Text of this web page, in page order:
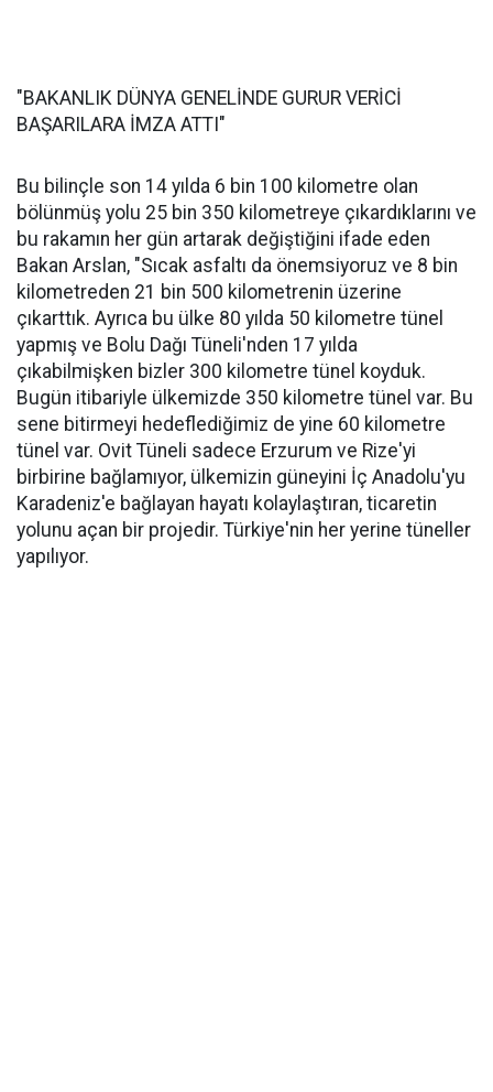
"BAKANLIK DÜNYA GENELİNDE GURUR VERİCİ
BAŞARILARA İMZA ATTI"
Bu bilinçle son 14 yılda 6 bin 100 kilometre olan
bölünmüş yolu 25 bin 350 kilometreye çıkardıklarını ve
bu rakamın her gün artarak değiştiğini ifade eden
Bakan Arslan, "Sıcak asfaltı da önemsiyoruz ve 8 bin
kilometreden 21 bin 500 kilometrenin üzerine
çıkarttık. Ayrıca bu ülke 80 yılda 50 kilometre tünel
yapmış ve Bolu Dağı Tüneli'nden 17 yılda
çıkabilmişken bizler 300 kilometre tünel koyduk.
Bugün itibariyle ülkemizde 350 kilometre tünel var. Bu
sene bitirmeyi hedeflediğimiz de yine 60 kilometre
tünel var. Ovit Tüneli sadece Erzurum ve Rize'yi
birbirine bağlamıyor, ülkemizin güneyini İç Anadolu'yu
Karadeniz'e bağlayan hayatı kolaylaştıran, ticaretin
yolunu açan bir projedir. Türkiye'nin her yerine tüneller
yapılıyor.